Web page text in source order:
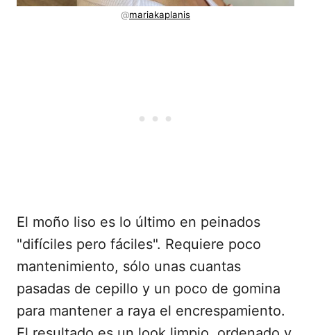
@mariakaplanis
El moño liso es lo último en peinados
"difíciles pero fáciles". Requiere poco
mantenimiento, sólo unas cuantas
pasadas de cepillo y un poco de gomina
para mantener a raya el encrespamiento.